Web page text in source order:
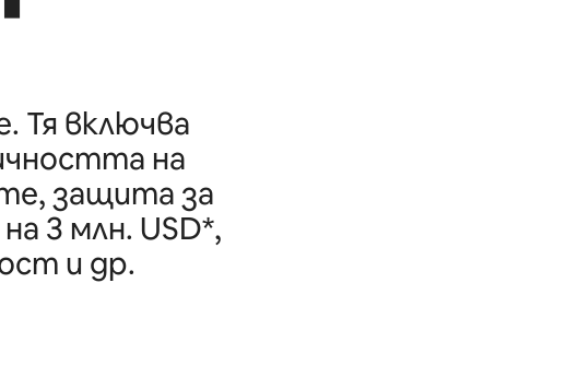
Тя включва
на
защита за
3 млн. USD*,
и др.